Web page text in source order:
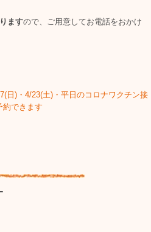
ますので、ご用意してお電話をおかけ
日)・4/23(土)・平日のコロナワクチン接
約できます